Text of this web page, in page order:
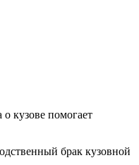
кузове помогает
брак кузовной